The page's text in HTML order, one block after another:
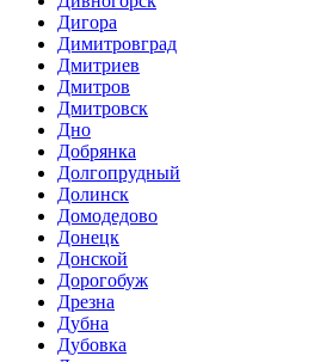
Дигора
Димитровград
Дмитриев
Дмитров
Дмитровск
Дно
Добрянка
Долгопрудный
Долинск
Домодедово
Донецк
Донской
Дорогобуж
Дрезна
Дубна
Дубовка